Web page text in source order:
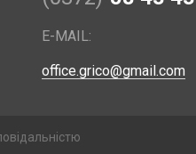
E-MAIL:
office.grico@gmail.com